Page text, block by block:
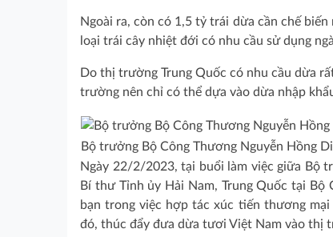
Ngoài ra, còn có 1,5 tỷ trái dừa cần chế
loại trái cây nhiệt đới có nhu cầu sử dụng
Do thị trường Trung Quốc có nhu cầu dừa
trường nên chỉ có thể dựa vào dừa nhập
Bộ trưởng Bộ Công Thương Nguyễn Hồng
Ngày 22/2/2023, tại buổi làm việc giữa Bộ
Bí thư Tỉnh ủy Hải Nam, Trung Quốc tại
bạn trong việc hợp tác xúc tiến thương
đó, thúc đẩy đưa dừa tươi Việt Nam vào thị